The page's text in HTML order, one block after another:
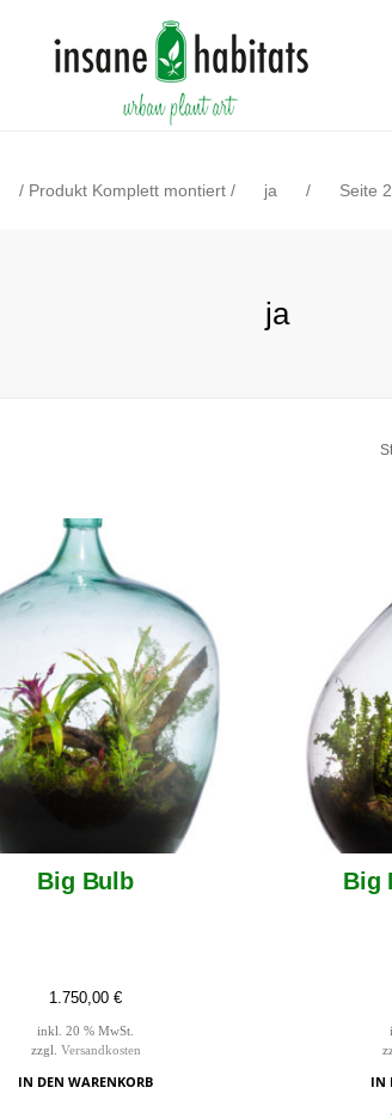
/ Produkt Komplett montiert / ja / Seite 2
ja
Big Bulb
1.750,00€
inkl. 20 % MwSt.
zzgl. Versandkosten
IN DEN WARENKORB
Big
IN